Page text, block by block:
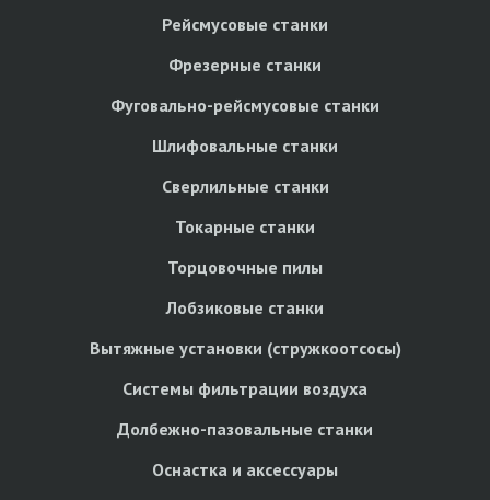
Рейсмусовые станки
Фрезерные станки
Фуговально-рейсмусовые станки
Шлифовальные станки
Сверлильные станки
Токарные станки
Торцовочные пилы
Лобзиковые станки
Вытяжные установки (стружкоотсосы)
Системы фильтрации воздуха
Долбежно-пазовальные станки
Оснастка и аксессуары